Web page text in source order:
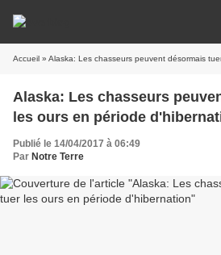
Accueil » Alaska: Les chasseurs peuvent désormais
Alaska: Les chasseurs
les ours en période
Publié le 14/04/2017 à 06:49
Par Notre Terre